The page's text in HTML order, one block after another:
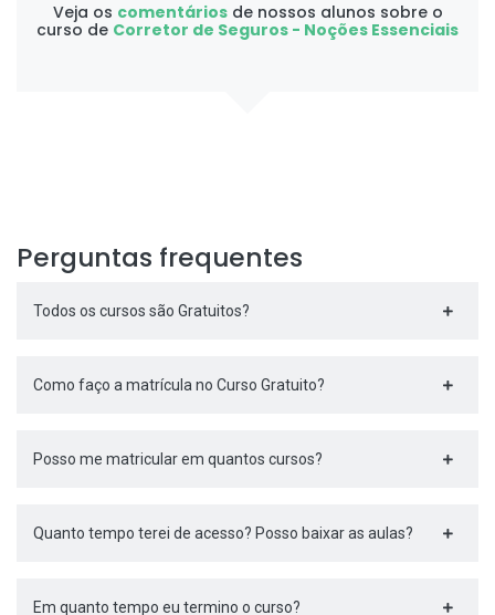
Veja os comentáriosde nossos alunos sobre o
curso de Corretor de Seguros - Noções Essenciais
Perguntas frequentes
Todos os cursos são Gratuitos?
Como faço a matrícula no Curso Gratuito?
Posso me matricular em quantos cursos?
Quanto tempo terei de acesso? Posso baixar as aulas?
Em quanto tempo eu termino o curso?